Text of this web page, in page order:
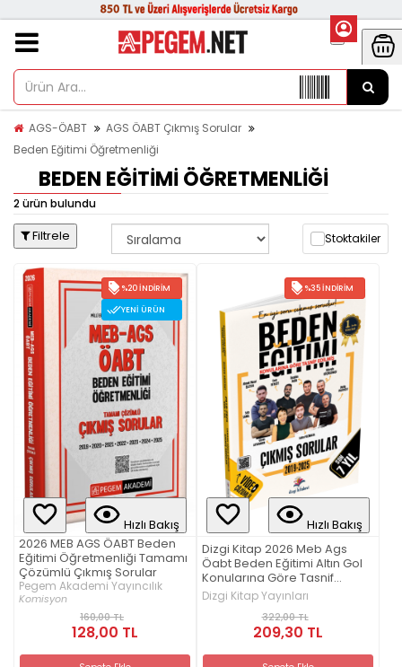
AGS-ÖABT
AGS ÖABT Çıkmış Sorular
Beden Eğitimi Öğretmenliği
BEDEN EĞITIMI ÖĞRETMENLIĞI
2 ürün bulundu
Filtrele Stoktakiler
%20 İNDIRIM
YENI ÜRÜN
Hızlı Bakış
2026 MEB AGS ÖABT Beden
Eğitimi Öğretmenliği Tamamı
Çözümlü Çıkmış Sorular
Pegem Akademi Yayıncılık
Komisyon
160,00 TL
128,00 TL
%35 İNDIRIM
Hızlı Bakış
Dizgi Kitap 2026 Meb Ags
Öabt Beden Eğitimi Altın Gol
Konularına Göre Tasnif
Edilmiş Son 7 Yıl Video
Çözümlü Çıkmış Sorular
Dizgi Kitap Yayınları
322,00 TL
209,30 TL